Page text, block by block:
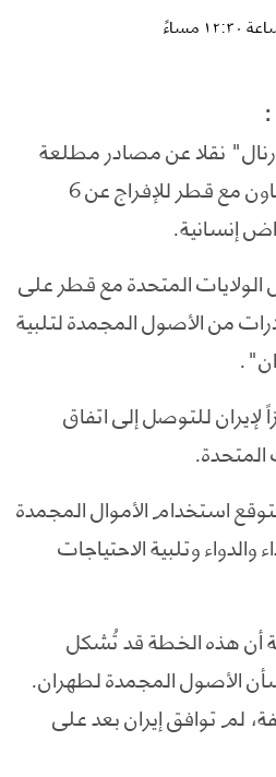
نقلا عن مصادر مطلعة
بأن الولايات المتحدة تتعاون مع قطر للإفراج عن 6
إنسانية.
المتحدة مع قطر على
من الأصول المجمدة لتلبية
لإيران للتوصل إلى اتفاق
المتحدة.
استخدام الأموال المجمدة
وتلبية الاحتياجات
أن هذه الخطة قد تُشكل
الأصول المجمدة لطهران.
لم توافق إيران بعد على